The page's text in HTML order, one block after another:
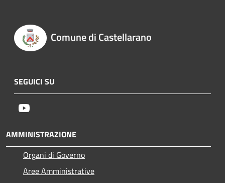
Comune di Castellarano
SEGUICI SU
AMMINISTRAZIONE
Organi di Governo
Aree Amministrative